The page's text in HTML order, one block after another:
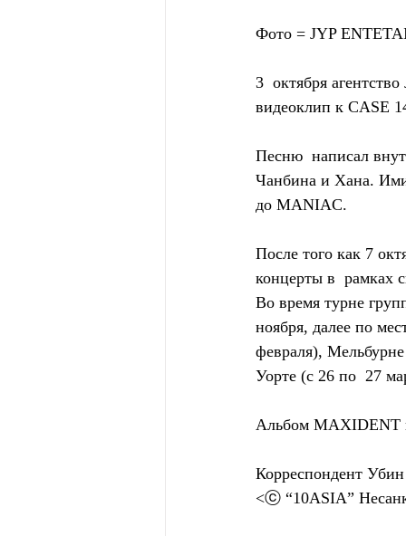
Фото = JYP
3  октября
видеоклип к CASE
Песню  написал
Чанбина и Хана.
до MANIAC.
После того как 7
концерты в  рамках
Во время турне
ноября, далее по
февраля),
Уорте (с 26 по  27
Альбом MAXIDENT
Корреспондент
<ⓒ “10ASIA”